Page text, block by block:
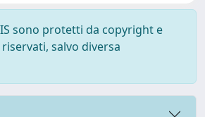
sono protetti da copyright e
salvo diversa